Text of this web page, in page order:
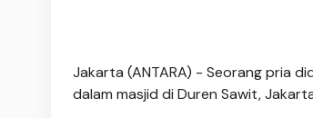
Jakarta (ANTARA) - Seorang pria
dalam masjid di Duren Sawit,